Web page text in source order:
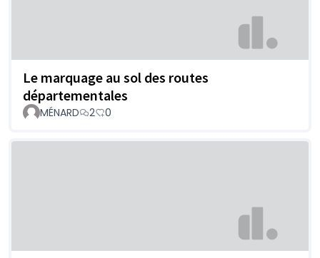
Le marquage au sol des routes
départementales
MÉNARD 2 0